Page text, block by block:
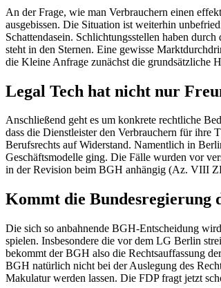
An der Frage, wie man Verbrauchern einen
ausgebissen. Die Situation ist weiterhin
Schattendasein. Schlichtungsstellen haben durch
steht in den Sternen. Eine gewisse
die Kleine Anfrage zunächst die grundsätzliche
Legal Tech hat nicht nur
Anschließend geht es um konkrete rechtliche
dass die Dienstleister den Verbrauchern für ihre
Berufsrechts auf Widerstand. Namentlich in
Geschäftsmodelle ging. Die Fälle wurden vor
in der Revision beim BGH anhängig (Az. VIII
Kommt die Bundesregierung
Die sich so anbahnende BGH-Entscheidung
spielen. Insbesondere die vor dem LG Berlin
bekommt der BGH also die Rechtsauffassung
BGH natürlich nicht bei der Auslegung des
Makulatur werden lassen. Die FDP fragt jetzt